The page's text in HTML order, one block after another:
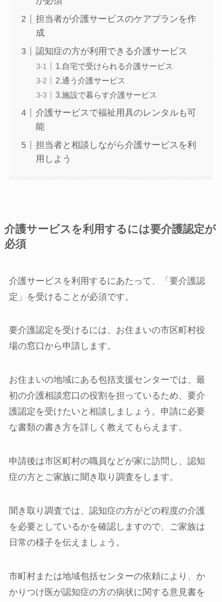
担当者が介護サービスのケアプランを作
成
認知症の方が利用できる介護サービス
1.自宅で受けられる介護サービス
2.通う介護サービス
3.施設で暮らす介護サービス
介護サービスで福祉用具のレンタルも可
能
担当者と相談しながら介護サービスを利
用しよう
介護サービスを利用するには要介護認定が
必須
介護サービスを利用するにあたって、「要介護認
定」を受けることが必須です。
要介護認定を受けるには、お住まいの市区町村役
場の窓口から申請します。
お住まいの地域にある包括支援センターでは、最
初の介護相談窓口の役割を担っているため、要介
護認定を受けたいと相談しましょう。申請に必要
な書類の書き方を詳しく教えてもらえます。
申請後は市区町村の職員などが家に訪問し、認知
症の方とご家族に聞き取り調査をします。
聞き取り調査では、認知症の方がどの程度の介護
を必要としているかを確認しますので、ご家族は
日常の様子を伝えましょう。
市町村または地域包括センターの依頼により、か
かりつけ医が認知症の方の病状に関する意見書を